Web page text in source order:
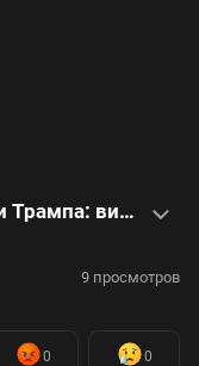
Что известно о встрече Путина и Трампа: видео
9 просмотров
0 0